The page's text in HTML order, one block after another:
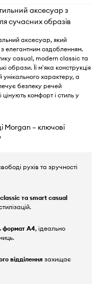
аксесуар з
сучасних образів
аксесуар, який
елегантним оздобленням.
casual, modern classic та
образи. Її м'яка конструкція
характеру, а
безпеку речей
комфорт і стиль у
Morgan – ключові
рухів та зручності
та smart casual
формат А4, ідеально
відділення захищає